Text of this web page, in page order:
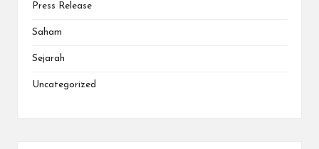
Press Release
Saham
Sejarah
Uncategorized